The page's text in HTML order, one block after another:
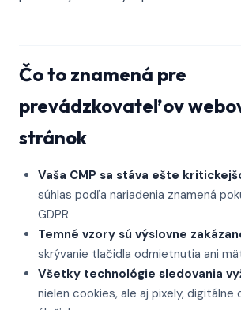
Čo to znamená pre
prevádzkovateľov
stránok
Vaša CMP sa stáva ešte
súhlas podľa nariadenia znamená
GDPR
Temné vzory sú výslovne
skrývanie tlačidla odmietnutia ani
Všetky technológie sledovania
nielen cookies, ale aj pixely, digitálne